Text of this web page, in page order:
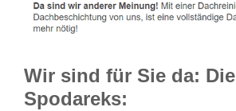
Wir sind für Sie da: Die
Spodareks: